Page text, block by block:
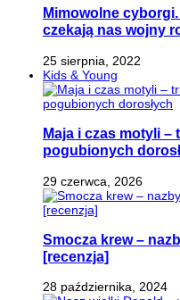
Mimowolne
czekają nas wojny
25 sierpnia, 2022
Kids & Young
Maja i czas motyli
pogubionych
29 czerwca, 2026
Smocza krew –
[recenzja]
28 października, 2024